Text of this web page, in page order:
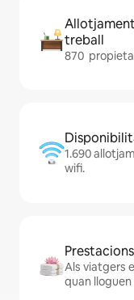
treball
870
1.690
wifi.
Als viatgers
quan